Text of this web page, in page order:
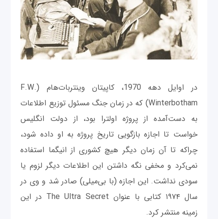
در اوایل دهه 1970، کاپیتان وینتر‌بات‌هام (F.W.
Winterbotham) که در زمان جنگ مسئول توزیع اطلاعات
به دست‌آمده از پروژه اولترا بود، از دولت انگلیس
خواست تا اجازه بازگویی تاریخ پروژه به او داده شود،
چرا‌که تا آن زمان دیگر هیچ کشوری از انیگما استفاده
نمی‌کرد و مخفی نگه داشتن این اطلاعات دیگر لزوم یا
سودی نداشت. این اجازه (با بی‌میلی) صادر شد و وی در
سال ۱۹۷۴ کتابی با عنوان The Ultra Secret در این
زمینه منتشر کرد.